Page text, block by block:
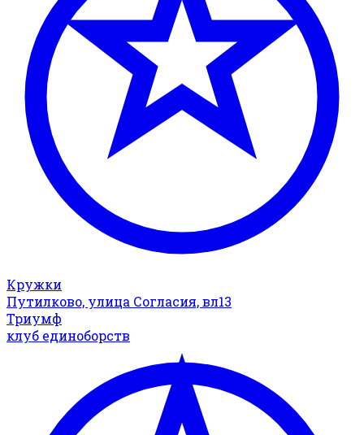
Кружки
Путилково, улица Согласия, вл13
Триумф
клуб единоборств